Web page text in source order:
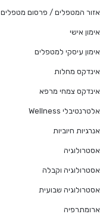
אזור המטפלים / פרסום מטפלים
אימון אישי
אימון עיסקי למטפלים
אינדקס מחלות
אינדקס צמחי מרפא
אלטרנטיבלי Wellness
אנרגיות חיוביות
אסטרולוגיה
אסטרולוגיה וקבלה
אסטרולוגיה שבועית
ארומתרפיה